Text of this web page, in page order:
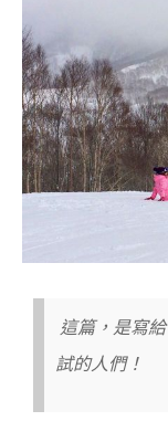
這篇，是寫
試的人們！